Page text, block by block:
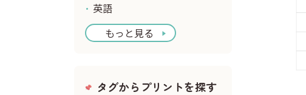
英語
もっと見る
タグからプリントを探す